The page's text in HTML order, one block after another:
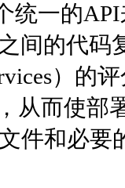
统一的
间的代码
）的
从而使部
件和必